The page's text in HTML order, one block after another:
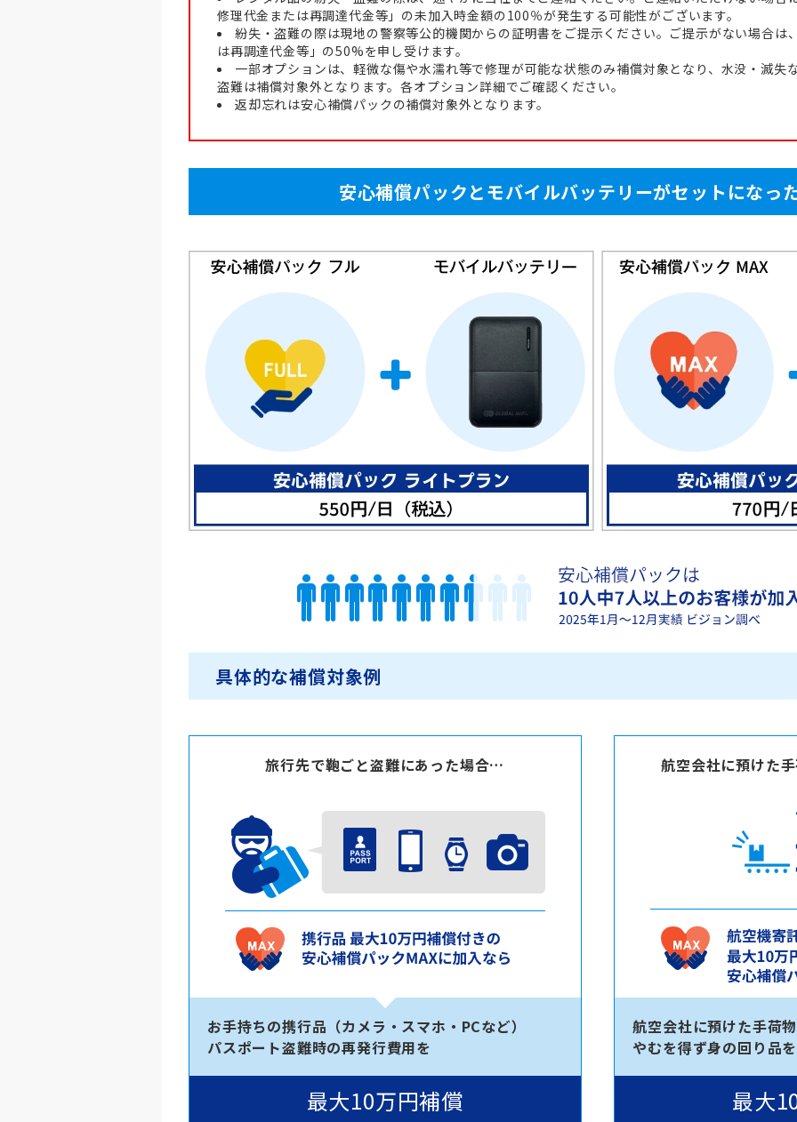
修理代金または再調達代金等」の未加入時金額の100％が発生する可能性がございます。
紛失・盗難の際は現地の警察等公的機関からの証明書をご提示ください。ご提示がない場合は
は再調達代金等」の50%を申し受けます。
一部オプションは、軽微な傷や水濡れ等で修理が可能な状態のみ補償対象となり、水没・滅失
盗難は補償対象外となります。各オプション詳細でご確認ください。
返却忘れは安心補償パックの補償対象外となります。
安心補償パックとモバイルバッテリーがセットになっ
具体的な補償対象例
旅行先で鞄ごと盗難にあった場合…
お手持ちの携行品（カメラ・スマホ・PCなど）
パスポート盗難時の再発行費用を
最大10万円補償
航空会社に預けた
航空会社に預けた手荷
やむを得ず身の回り品
最大